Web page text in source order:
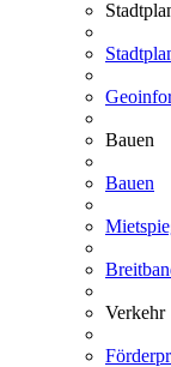
Bauen
Bauen
Verkehr